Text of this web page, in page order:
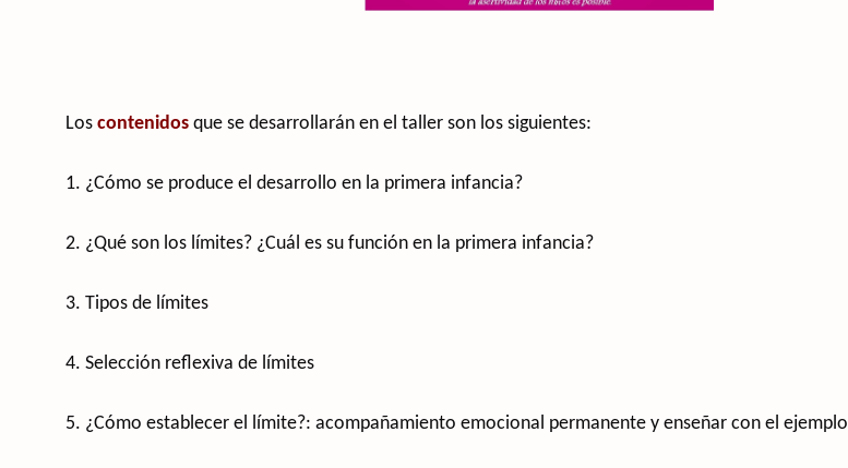
Los contenidos que se desarrollarán en el taller son los siguientes:
1. ¿Cómo se produce el desarrollo en la primera infancia?
2. ¿Qué son los límites? ¿Cuál es su función en la primera infancia?
3. Tipos de límites
4. Selección reflexiva de límites
5. ¿Cómo establecer el límite?: acompañamiento emocional permanente y enseñar con el ejemplo